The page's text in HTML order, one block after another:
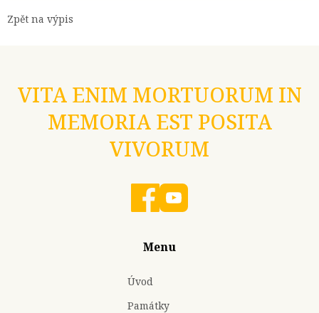
Zpět na výpis
VITA ENIM MORTUORUM IN
MEMORIA EST POSITA
VIVORUM
Menu
Úvod
Památky